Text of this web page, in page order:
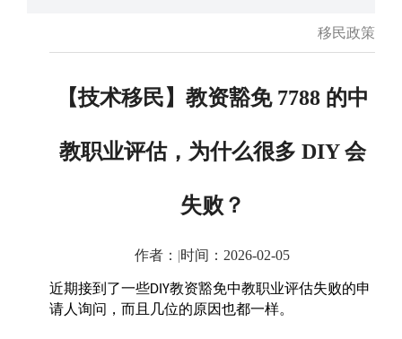
移民政策
【技术移民】教资豁免 7788 的中
教职业评估，为什么很多 DIY 会
失败？
作者： |时间：2026-02-05
近期接到了一些DIY教资豁免中教职业评估失败的申
请人询问，而且几位的原因也都一样。